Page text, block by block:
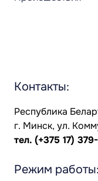
Контакты:
Республика
г. Минск, ул.
тел. (+375 17)
Режим работы: